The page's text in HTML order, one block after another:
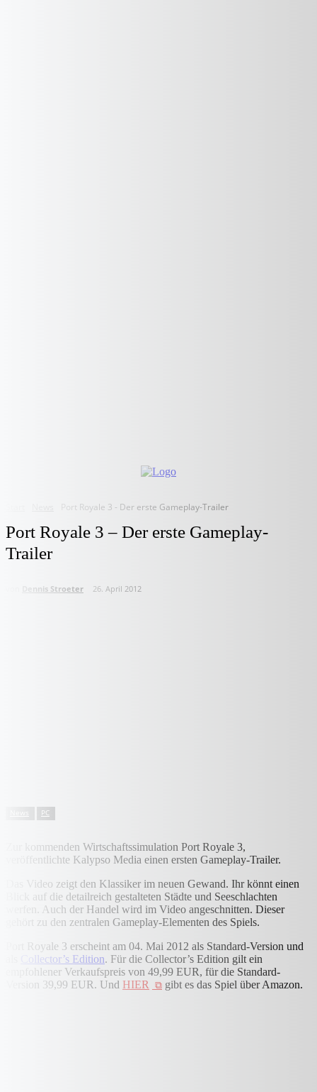
Port Royale 3 - Der erste Gameplay-Trailer
Port Royale 3 – Der erste Gameplay-
Trailer
Dennis Stroeter 26. April 2012
PC
Zur kommenden Wirtschaftssimulation Port Royale 3,
veröffentlichte Kalypso Media einen ersten Gameplay-Trailer.
Das Video zeigt den Klassiker im neuen Gewand. Ihr könnt einen
Blick auf die detailreich gestalteten Städte und Seeschlachten
werfen. Auch der Handel wird im Video angeschnitten. Dieser
gehört zu den zentralen Gameplay-Elementen des Spiels.
Port Royale 3 erscheint am 04. Mai 2012 als Standard-Version und
Collector’s Edition. Für die Collector’s Edition gilt ein
empfohlener Verkaufspreis von 49,99 EUR, für die Standard-
Version 39,99 EUR. Und HIER gibt es das Spiel über Amazon.